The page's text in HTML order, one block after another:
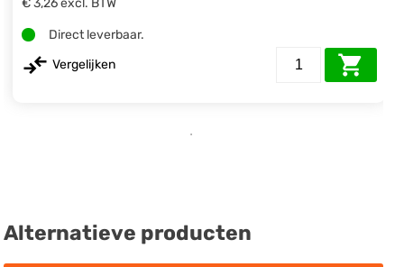
Direct leverbaar.
Vergelijken
Alternatieve producten